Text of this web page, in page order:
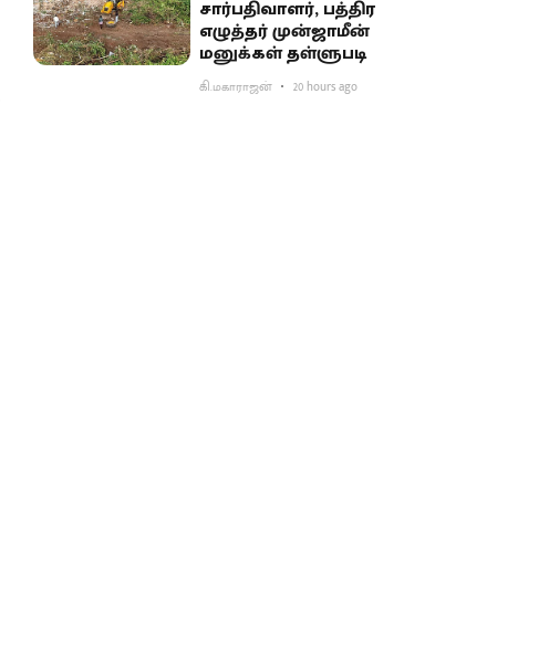
சார்பதிவாளர், பத்திர
எழுத்தர் முன்ஜாமீன்
மனுக்கள் தள்ளுபடி
கி.மகாராஜன் 20 hours ago